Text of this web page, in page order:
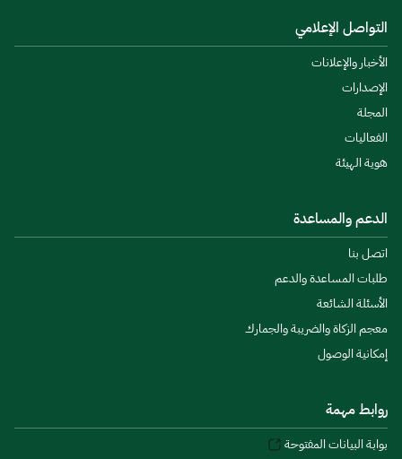
التواصل الإعلامي
الأخبار والإعلانات
الإصدارات
المجلة
الفعاليات
هوية الهيئة
الدعم والمساعدة
اتصل بنا
طلبات المساعدة والدعم
الأسئلة الشائعة
معجم الزكاة والضريبة والجمارك
إمكانية الوصول
روابط مهمة
بوابة البيانات المفتوحة